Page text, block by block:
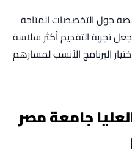
حول التخصصات المتاحة
تجربة التقديم أكثر سلاسة
البرنامج الأنسب لمسارهم
جامعة مصر